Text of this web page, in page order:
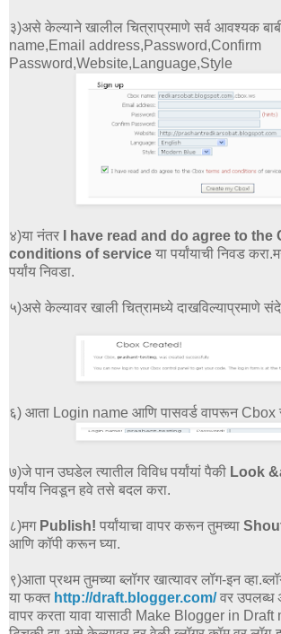
३)असे केल्याने खालील चित्राप्रमाणे सर्व आवश्यक
name,Email address,Password,Confirm
Password,Website,Language,Style
४)या नंतर
I have read and do agree to the
conditions of service या पर्यांयाची निवड
पर्यांय निवडा.
५)असे केल्यावर खाली चित्रामध्ये दाखविल्याप्रमाणे
६) आता Login name आणि पासवर्ड वापरून Cbox
७)जे पान उघडेल त्यातील विविध पर्यांयां पैकी Look
पर्यांय निवडून हवे तसे बदल करा.
८)मग Publish! पर्यांयाचा वापर करून तुमच्या
आणि कॉपी करून घ्या.
९)आता प्रथम तुमच्या ब्लॉगर खात्यावर लॉग-इन
या फक्त http://draft.blogger.com/वर उपलब्ध
वापर करता यावा यासाठी Make Blogger in